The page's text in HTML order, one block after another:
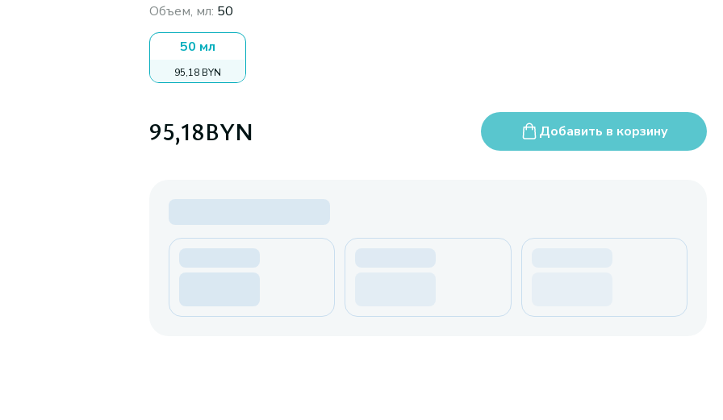
Объем, мл: 50
50 мл
95,18 BYN
95,18BYN Добавить в корзину